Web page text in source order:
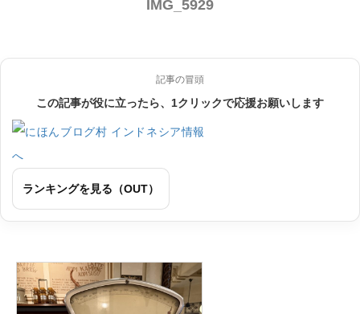
IMG_5929
記事の冒頭
この記事が役に立ったら、1クリックで応援お願いします
ランキングを見る（OUT）